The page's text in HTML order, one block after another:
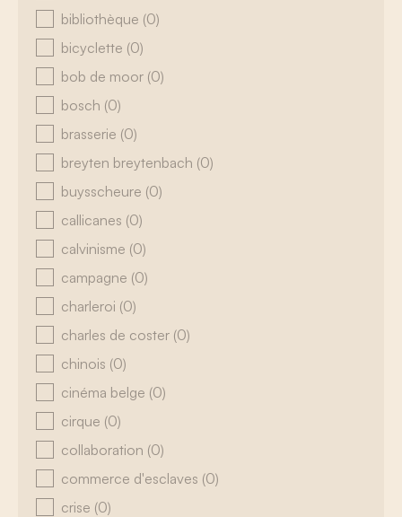
bibliothèque (0)
bicyclette (0)
bob de moor (0)
bosch (0)
brasserie (0)
breyten breytenbach (0)
buysscheure (0)
callicanes (0)
calvinisme (0)
campagne (0)
charleroi (0)
charles de coster (0)
chinois (0)
cinéma belge (0)
cirque (0)
collaboration (0)
commerce d'esclaves (0)
crise (0)